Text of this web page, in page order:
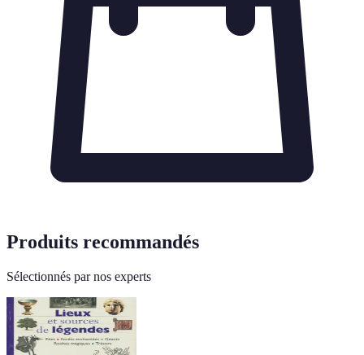
Produits recommandés
Sélectionnés par nos experts